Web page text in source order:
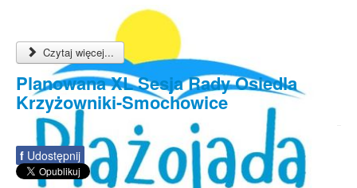
Czytaj więcej...
Planowana XL Sesja Rady Osiedla
Krzyżowniki-Smochowice
f Udostępnij